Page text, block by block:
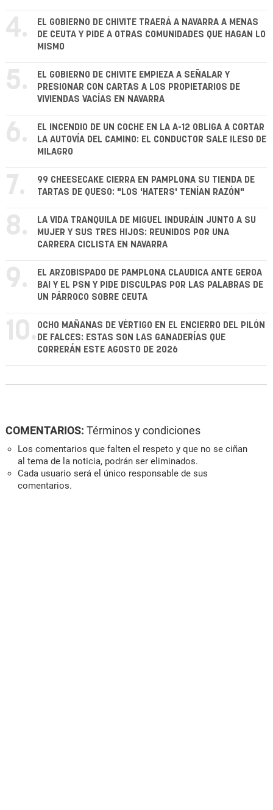
4.
EL GOBIERNO DE CHIVITE TRAERÁ A NAVARRA A MENAS
DE CEUTA Y PIDE A OTRAS COMUNIDADES QUE HAGAN LO
MISMO
5.
EL GOBIERNO DE CHIVITE EMPIEZA A SEÑALAR Y
PRESIONAR CON CARTAS A LOS PROPIETARIOS DE
VIVIENDAS VACÍAS EN NAVARRA
6.
EL INCENDIO DE UN COCHE EN LA A-12 OBLIGA A CORTAR
LA AUTOVÍA DEL CAMINO: EL CONDUCTOR SALE ILESO DE
MILAGRO
7.
99 CHEESECAKE CIERRA EN PAMPLONA SU TIENDA DE
TARTAS DE QUESO: "LOS 'HATERS' TENÍAN RAZÓN"
8.
LA VIDA TRANQUILA DE MIGUEL INDURÁIN JUNTO A SU
MUJER Y SUS TRES HIJOS: REUNIDOS POR UNA
CARRERA CICLISTA EN NAVARRA
9.
EL ARZOBISPADO DE PAMPLONA CLAUDICA ANTE GEROA
BAI Y EL PSN Y PIDE DISCULPAS POR LAS PALABRAS DE
UN PÁRROCO SOBRE CEUTA
10. OCHO MAÑANAS DE VÉRTIGO EN EL ENCIERRO DEL PILÓN
DE FALCES: ESTAS SON LAS GANADERÍAS QUE
CORRERÁN ESTE AGOSTO DE 2026
COMENTARIOS: Términos y condiciones
Los comentarios que falten el respeto y que no se ciñan
al tema de la noticia, podrán ser eliminados.
Cada usuario será el único responsable de sus
comentarios.